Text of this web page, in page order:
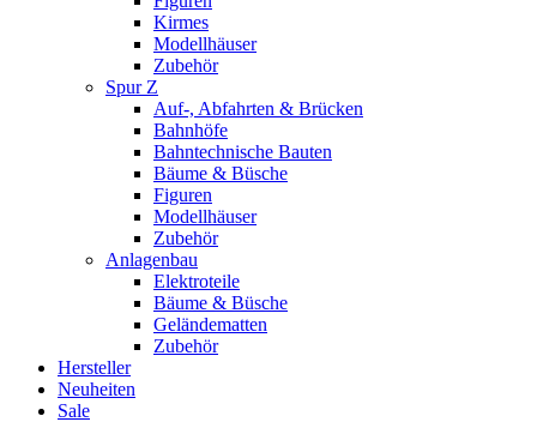
Kirmes
Modellhäuser
Zubehör
Spur Z
Auf-, Abfahrten & Brücken
Bahnhöfe
Bahntechnische Bauten
Bäume & Büsche
Figuren
Modellhäuser
Zubehör
Anlagenbau
Elektroteile
Bäume & Büsche
Geländematten
Zubehör
Hersteller
Neuheiten
Sale